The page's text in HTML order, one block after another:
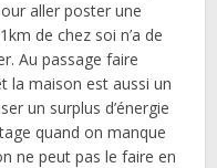
aller poster une
de chez soi n’a de
Au passage faire
la maison est aussi un
un surplus d’énergie
quand on manque
ne peut pas le faire en